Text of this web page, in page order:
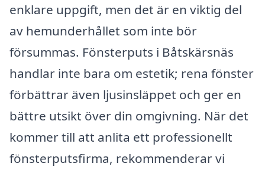
enklare uppgift, men det är en viktig del
av hemunderhållet som inte bör
försummas. Fönsterputs i Båtskärsnäs
handlar inte bara om estetik; rena fönster
förbättrar även ljusinsläppet och ger en
bättre utsikt över din omgivning. När det
kommer till att anlita ett professionellt
fönsterputsfirma, rekommenderar vi